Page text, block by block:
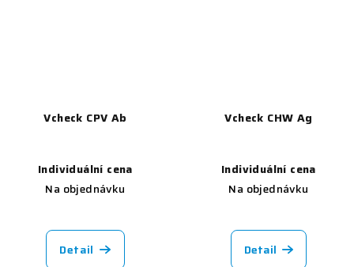
Vcheck CPV Ab
Individuální cena
Na objednávku
Detail
Vcheck CHW Ag
Individuální cena
Na objednávku
Detail